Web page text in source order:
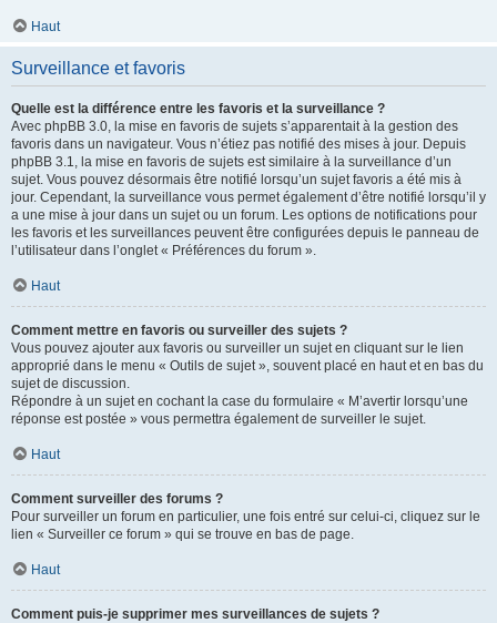
Haut
Surveillance et favoris
Quelle est la différence entre les favoris et la surveillance ?
Avec phpBB 3.0, la mise en favoris de sujets s’apparentait à la gestion des
favoris dans un navigateur. Vous n’étiez pas notifié des mises à jour. Depuis
phpBB 3.1, la mise en favoris de sujets est similaire à la surveillance d’un
sujet. Vous pouvez désormais être notifié lorsqu’un sujet favoris a été mis à
jour. Cependant, la surveillance vous permet également d’être notifié lorsqu’il y
a une mise à jour dans un sujet ou un forum. Les options de notifications pour
les favoris et les surveillances peuvent être configurées depuis le panneau de
l’utilisateur dans l’onglet « Préférences du forum ».
Haut
Comment mettre en favoris ou surveiller des sujets ?
Vous pouvez ajouter aux favoris ou surveiller un sujet en cliquant sur le lien
approprié dans le menu « Outils de sujet », souvent placé en haut et en bas du
sujet de discussion.
Répondre à un sujet en cochant la case du formulaire « M’avertir lorsqu’une
réponse est postée » vous permettra également de surveiller le sujet.
Haut
Comment surveiller des forums ?
Pour surveiller un forum en particulier, une fois entré sur celui-ci, cliquez sur le
lien « Surveiller ce forum » qui se trouve en bas de page.
Haut
Comment puis-je supprimer mes surveillances de sujets ?